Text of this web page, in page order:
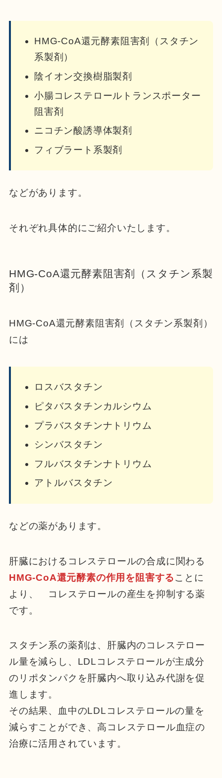
HMG-CoA還元酵素阻害剤（スタチン
系製剤）
陰イオン交換樹脂製剤
小腸コレステロールトランスポーター
阻害剤
ニコチン酸誘導体製剤
フィブラート系製剤
などがあります。
それぞれ具体的にご紹介いたします。
HMG-CoA還元酵素阻害剤（スタチン系製
剤）
HMG-CoA還元酵素阻害剤（スタチン系製剤）
には
ロスバスタチン
ピタバスタチンカルシウム
プラバスタチンナトリウム
シンバスタチン
フルバスタチンナトリウム
アトルバスタチン
などの薬があります。
肝臓におけるコレステロールの合成に関わる
HMG-CoA還元酵素の作用を阻害することに
より、 コレステロールの産生を抑制する薬
です。
スタチン系の薬剤は、肝臓内のコレステロー
ル量を減らし、LDLコレステロールが主成分
のリポタンパクを肝臓内へ取り込み代謝を促
進します。
その結果、血中のLDLコレステロールの量を
減らすことができ、高コレステロール血症の
治療に活用されています。